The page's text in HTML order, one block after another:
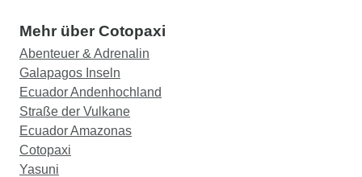
Mehr über Cotopaxi
Abenteuer & Adrenalin
Galapagos Inseln
Ecuador Andenhochland
Straße der Vulkane
Ecuador Amazonas
Cotopaxi
Yasuni